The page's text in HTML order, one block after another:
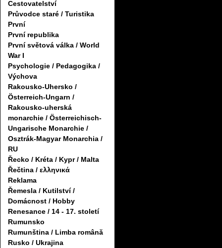
Cestovatelství
Průvodce staré / Turistika
První
První republika
První světová válka / World
War I
Psychologie / Pedagogika /
Výchova
Rakousko-Uhersko /
Österreich-Ungarn /
Rakousko-uherská
monarchie / Österreichisch-
Ungarische Monarchie /
Osztrák-Magyar Monarchia /
RU
Řecko / Kréta / Kypr / Malta
Řečtina / ελληνικά
Reklama
Řemesla / Kutilství /
Domácnost / Hobby
Renesance / 14 - 17. století
Rumunsko
Rumunština / Limba română
Rusko / Ukrajina